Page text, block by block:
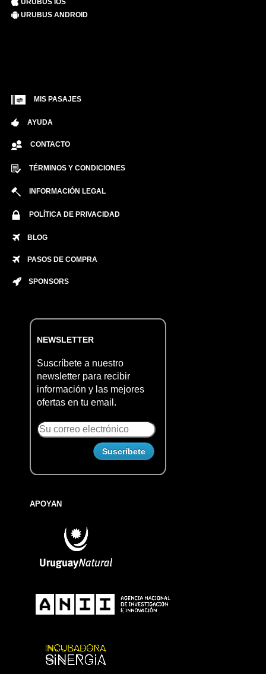
URUBUS IOS
URUBUS ANDROID
MIS PASAJES
AYUDA
CONTACTO
TÉRMINOS Y CONDICIONES
INFORMACIÓN LEGAL
POLÍTICA DE PRIVACIDAD
BLOG
PASOS DE COMPRA
SPONSORS
NEWSLETTER
Suscríbete a nuestro
newsletter para recibir
información y las mejores
ofertas en tu email.
APOYAN